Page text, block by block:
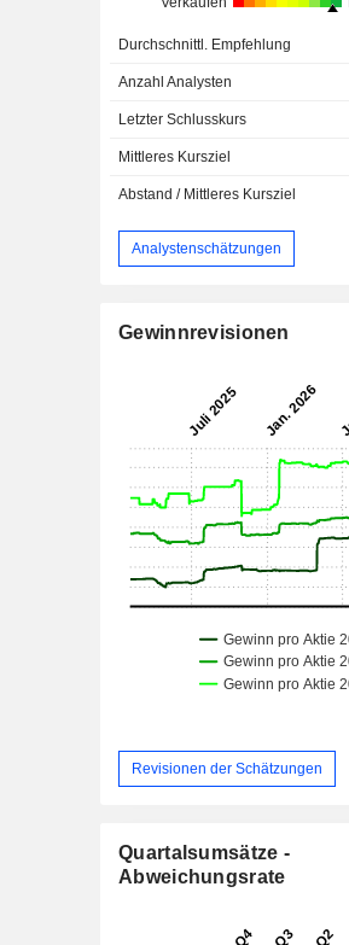
Durchschnittl. Empfehlung
Anzahl Analysten
Letzter Schlusskurs
Mittleres Kursziel
Abstand / Mittleres Kursziel
Analystenschätzungen
Gewinnrevisionen
Revisionen der Schätzungen
Quartalsumsätze -
Abweichungsrate